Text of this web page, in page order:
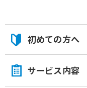
初めての方へ
サービス内容